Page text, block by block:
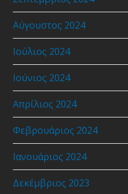
Αύγουστος 2024
Ιούλιος 2024
Ιούνιος 2024
Απρίλιος 2024
Φεβρουάριος 2024
Ιανουάριος 2024
Δεκέμβριος 2023